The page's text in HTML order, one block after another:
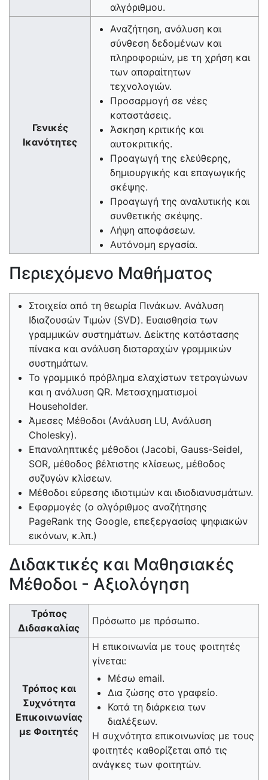
αλγόριθμου.
Γενικές
Ικανότητες
Αναζήτηση, ανάλυση και
σύνθεση δεδομένων και
πληροφοριών, με τη χρήση και
των απαραίτητων
τεχνολογιών.
Προσαρμογή σε νέες
καταστάσεις.
Άσκηση κριτικής και
αυτοκριτικής.
Προαγωγή της ελεύθερης,
δημιουργικής και επαγωγικής
σκέψης.
Προαγωγή της αναλυτικής και
συνθετικής σκέψης.
Λήψη αποφάσεων.
Αυτόνομη εργασία.
Περιεχόμενο Μαθήματος
Στοιχεία από τη θεωρία Πινάκων. Ανάλυση
Ιδιαζουσών Τιμών (SVD). Ευαισθησία των
γραμμικών συστημάτων. Δείκτης κατάστασης
πίνακα και ανάλυση διαταραχών γραμμικών
συστημάτων.
Το γραμμικό πρόβλημα ελαχίστων τετραγώνων
και η ανάλυση QR. Μετασχηματισμοί
Householder.
Άμεσες Μέθοδοι (Ανάλυση LU, Ανάλυση
Cholesky).
Επαναληπτικές μέθοδοι (Jacobi, Gauss-Seidel,
SOR, μέθοδος βέλτιστης κλίσεως, μέθοδος
συζυγών κλίσεων.
Μέθοδοι εύρεσης ιδιοτιμών και ιδιοδιανυσμάτων.
Εφαρμογές (o αλγόριθμος αναζήτησης
PageRank της Google, επεξεργασίας ψηφιακών
εικόνων, κ.λπ.)
Διδακτικές και Μαθησιακές
Μέθοδοι - Αξιολόγηση
Τρόπος
Διδασκαλίας
Πρόσωπο με πρόσωπο.
Τρόπος και
Συχνότητα
Επικοινωνίας
με Φοιτητές
Η επικοινωνία με τους φοιτητές
γίνεται:
Μέσω email.
Δια ζώσης στο γραφείο.
Κατά τη διάρκεια των
διαλέξεων.
Η συχνότητα επικοινωνίας με τους
φοιτητές καθορίζεται από τις
ανάγκες των φοιτητών.